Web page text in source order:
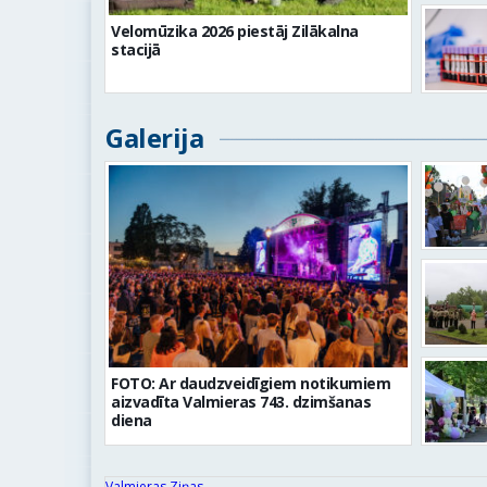
Velomūzika 2026 piestāj Zilākalna
stacijā
Galerija
FOTO: Ar daudzveidīgiem notikumiem
aizvadīta Valmieras 743. dzimšanas
diena